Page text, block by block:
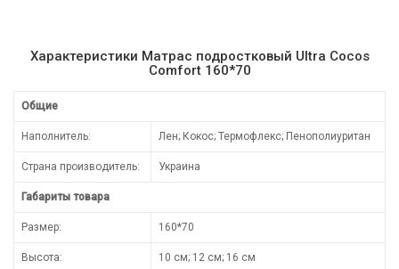
Характеристики Матрас подростковый Ultra Cocos
Comfort 160*70
Общие
Наполнитель: Лен; Кокос; Термофлекс; Пенополиуритан
Страна производитель: Украина
Габариты товара
Размер: 160*70
Высота: 10 см; 12 см; 16 см